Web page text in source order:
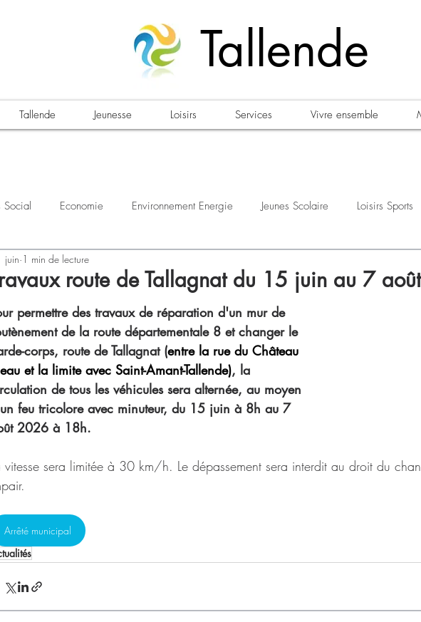
Tallende
Tallende Jeunesse Loisirs Services Vivre ensemble
Social Economie Environnement Energie Jeunes Scolaire Loisirs Sports
19 Culture Manifestations
route de Tallagnat du 15 juin au 7
juin 1 min de lecture
permettre des travaux de réparation d'un mur de
de la route départementale 8 et changer le
corps, route de Tallagnat (entre la rue du Château
et la limite avec Saint-Amant-Tallende), la
de tous les véhicules sera alternée, au moyen
feu tricolore avec minuteur, du 15 juin à 8h au 7
2026 à 18h.
vitesse sera limitée à 30 km/h. Le dépassement sera interdit au droit du
Arrêté municipal